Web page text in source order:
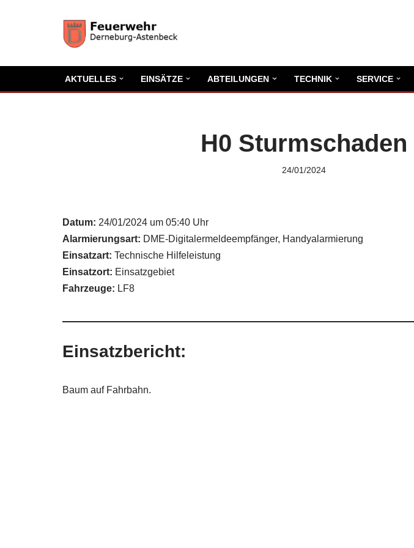
springen
AKTUELLES EINSÄTZE ABTEILUNGEN TECHNIK SERVICE
H0 Sturmschaden
24/01/2024
Datum: 24/01/2024 um 05:40 Uhr
Alarmierungsart: DME-Digitalermeldeempfänger, Handyalarmierung
Einsatzart: Technische Hilfeleistung
Einsatzort: Einsatzgebiet
Fahrzeuge: LF8
Einsatzbericht:
Baum auf Fahrbahn.